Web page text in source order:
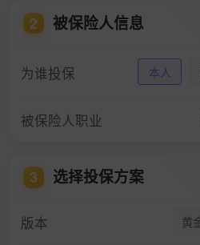
2 被保险人信息
为谁投保 本人
被保险人职业
3 选择投保方案
版本 黄